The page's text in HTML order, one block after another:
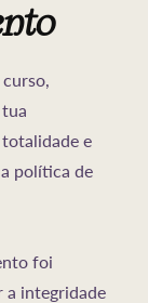
e
política de
foi
a integridade